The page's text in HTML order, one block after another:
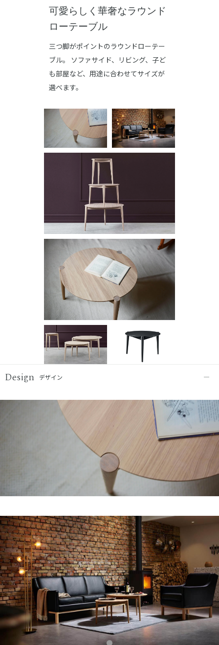
可愛らしく華奢なラウンド
ローテーブル
三つ脚がポイントのラウンドローテー
ブル。 ソファサイド、リビング、子ど
も部屋など、用途に合わせてサイズが
選べます。
Design デザイン